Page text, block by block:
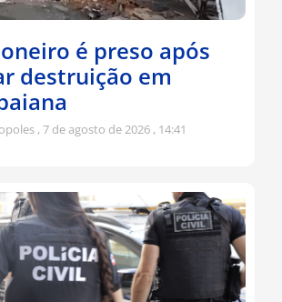
é preso após
destruição em
7 de agosto de 2026 14:41